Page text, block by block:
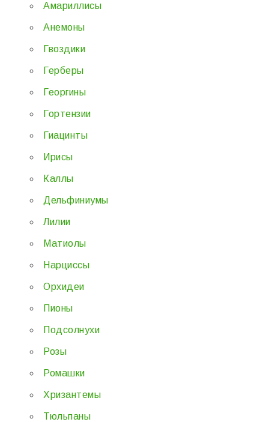
Амариллисы
Анемоны
Гвоздики
Герберы
Георгины
Гортензии
Гиацинты
Ирисы
Каллы
Дельфиниумы
Лилии
Матиолы
Нарциссы
Орхидеи
Пионы
Подсолнухи
Розы
Ромашки
Хризантемы
Тюльпаны